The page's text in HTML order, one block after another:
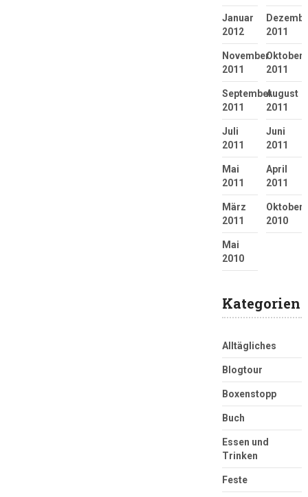
Januar
2012
2011
November
2011
Oktober
2011
September
2011
August
2011
Juli
2011
Juni
2011
Mai
2011
April
2011
März
2011
Oktober
2010
Mai
2010
Kategorien
Alltägliches
Blogtour
Boxenstopp
Buch
Essen und
Trinken
Feste